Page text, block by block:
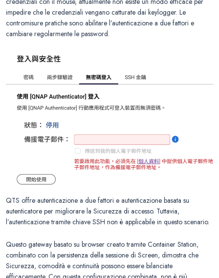
impedire che le credenziali vengano catturate dai keylogger. Le
contromisure pratiche sono abilitare l’autenticazione a due fattori e
cambiare regolarmente le password.
QTS offre autenticazione a due fattori e autenticazione basata su
autenticatore per migliorare la Sicurezza di accesso. Tuttavia,
l’autenticazione tramite chiave SSH non è applicabile in questo scenario.
Questo gateway basato su browser creato tramite Container Station,
combinato con la persistenza della sessione di Screen, dimostra che
Sicurezza, comodità e continuità possono essere bilanciate